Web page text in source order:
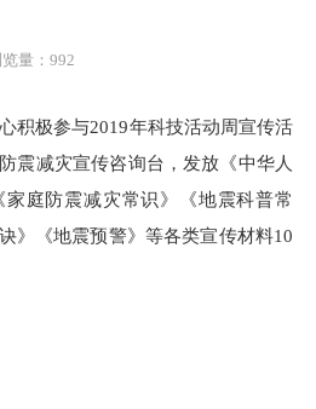
量：992
积极参与2019年科技活动周宣传活
防震减灾宣传咨询台， 发放《中华人
庭防震减灾常识》《地震科普常
》《地震预警》等各类宣传材料10